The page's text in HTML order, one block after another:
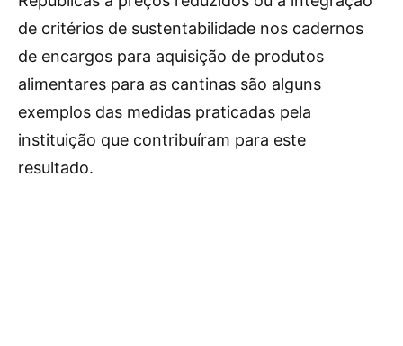
de critérios de sustentabilidade nos cadernos
de encargos para aquisição de produtos
alimentares para as cantinas são alguns
exemplos das medidas praticadas pela
instituição que contribuíram para este
resultado.